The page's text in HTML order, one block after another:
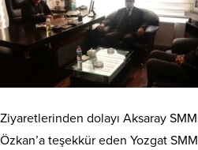
Ziyaretlerinden dolayı Aksaray
Özkan’a teşekkür eden Yozgat